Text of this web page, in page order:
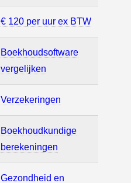
€ 120 per uur ex BTW
Boekhoudsoftware
vergelijken
Verzekeringen
Boekhoudkundige
berekeningen
Gezondheid en